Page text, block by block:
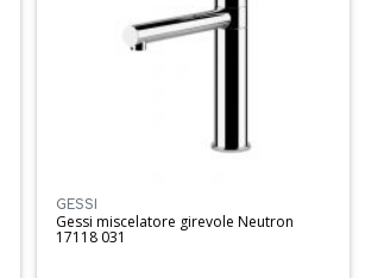
GESSI
Gessi miscelatore girevole Neutron
17118 031